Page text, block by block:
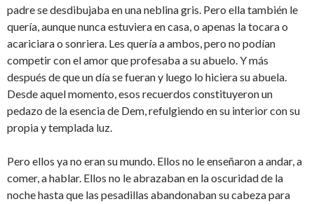
padre se desdibujaba en una neblina gris. Pero ella también le
quería, aunque nunca estuviera en casa, o apenas la tocara o
acariciara o sonriera. Les quería a ambos, pero no podían
competir con el amor que profesaba a su abuelo. Y más
después de que un día se fueran y luego lo hiciera su abuela.
Desde aquel momento, esos recuerdos constituyeron un
pedazo de la esencia de Dem, refulgiendo en su interior con su
propia y templada luz.
Pero ellos ya no eran su mundo. Ellos no le enseñaron a andar, a
comer, a hablar. Ellos no le abrazaban en la oscuridad de la
noche hasta que las pesadillas abandonaban su cabeza para